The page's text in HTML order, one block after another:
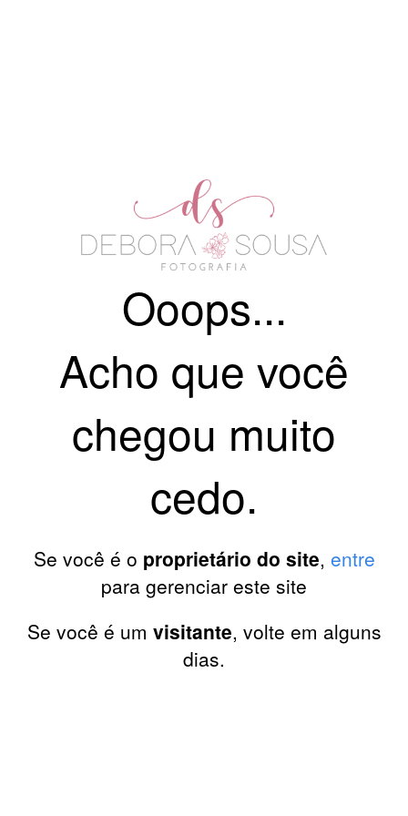
Ooops...
Acho que você
chegou muito
cedo.
Se você é o proprietário do site, entre
para gerenciar este site
Se você é um visitante, volte em alguns
dias.